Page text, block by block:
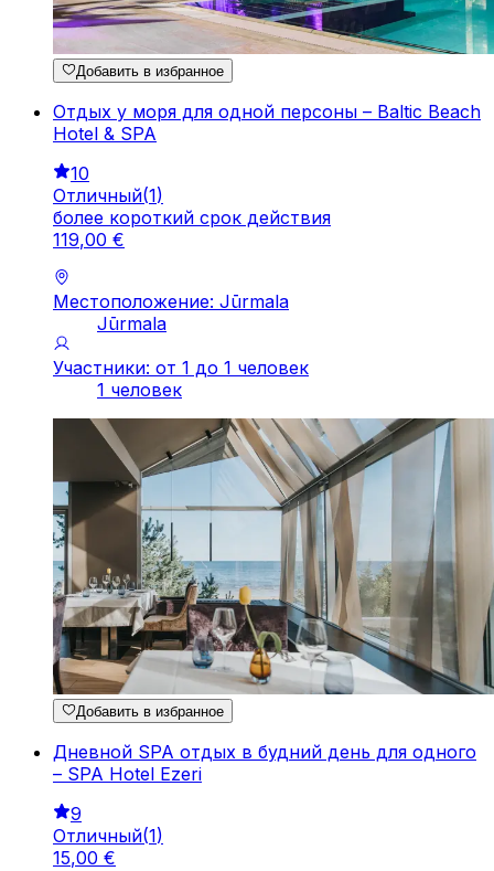
Добавить в избранное
Отдых у моря для одной персоны – Baltic Beach
Hotel & SPA
10
Отличный(1)
более короткий срок действия
119,00 €
Местоположение: Jūrmala
Jūrmala
Участники: от 1 до 1 человек
1 человек
Добавить в избранное
Дневной SPA отдых в будний день для одного
– SPA Hotel Ezeri
9
Отличный(1)
15,00 €